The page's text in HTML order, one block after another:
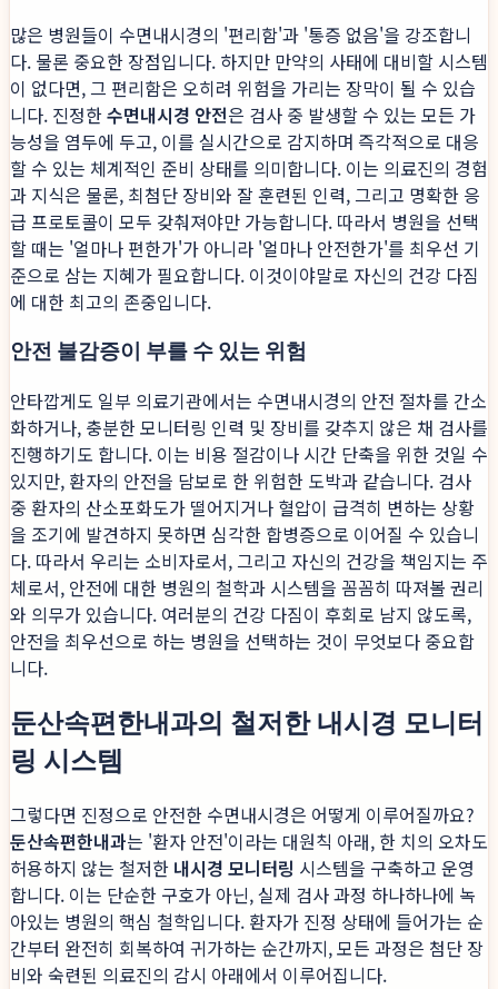
많은 병원들이 수면내시경의 '편리함'과 '통증 없음'을 강조합니
다. 물론 중요한 장점입니다. 하지만 만약의 사태에 대비할 시스템
이 없다면, 그 편리함은 오히려 위험을 가리는 장막이 될 수 있습
니다. 진정한수면내시경 안전은 검사 중 발생할 수 있는 모든 가
능성을 염두에 두고, 이를 실시간으로 감지하며 즉각적으로 대응
할 수 있는 체계적인 준비 상태를 의미합니다. 이는 의료진의 경험
과 지식은 물론, 최첨단 장비와 잘 훈련된 인력, 그리고 명확한 응
급 프로토콜이 모두 갖춰져야만 가능합니다. 따라서 병원을 선택
할 때는 '얼마나 편한가'가 아니라 '얼마나 안전한가'를 최우선 기
준으로 삼는 지혜가 필요합니다. 이것이야말로 자신의 건강 다짐
에 대한 최고의 존중입니다.
안전 불감증이 부를 수 있는 위험
안타깝게도 일부 의료기관에서는 수면내시경의 안전 절차를 간소
화하거나, 충분한 모니터링 인력 및 장비를 갖추지 않은 채 검사를
진행하기도 합니다. 이는 비용 절감이나 시간 단축을 위한 것일 수
있지만, 환자의 안전을 담보로 한 위험한 도박과 같습니다. 검사
중 환자의 산소포화도가 떨어지거나 혈압이 급격히 변하는 상황
을 조기에 발견하지 못하면 심각한 합병증으로 이어질 수 있습니
다. 따라서 우리는 소비자로서, 그리고 자신의 건강을 책임지는 주
체로서, 안전에 대한 병원의 철학과 시스템을 꼼꼼히 따져볼 권리
와 의무가 있습니다. 여러분의 건강 다짐이 후회로 남지 않도록,
안전을 최우선으로 하는 병원을 선택하는 것이 무엇보다 중요합
니다.
둔산속편한내과의 철저한 내시경 모니터
링 시스템
그렇다면 진정으로 안전한 수면내시경은 어떻게 이루어질까요?
둔산속편한내과는 '환자 안전'이라는 대원칙 아래, 한 치의 오차도
허용하지 않는 철저한 내시경 모니터링 시스템을 구축하고 운영
합니다. 이는 단순한 구호가 아닌, 실제 검사 과정 하나하나에 녹
아있는 병원의 핵심 철학입니다. 환자가 진정 상태에 들어가는 순
간부터 완전히 회복하여 귀가하는 순간까지, 모든 과정은 첨단 장
비와 숙련된 의료진의 감시 아래에서 이루어집니다.